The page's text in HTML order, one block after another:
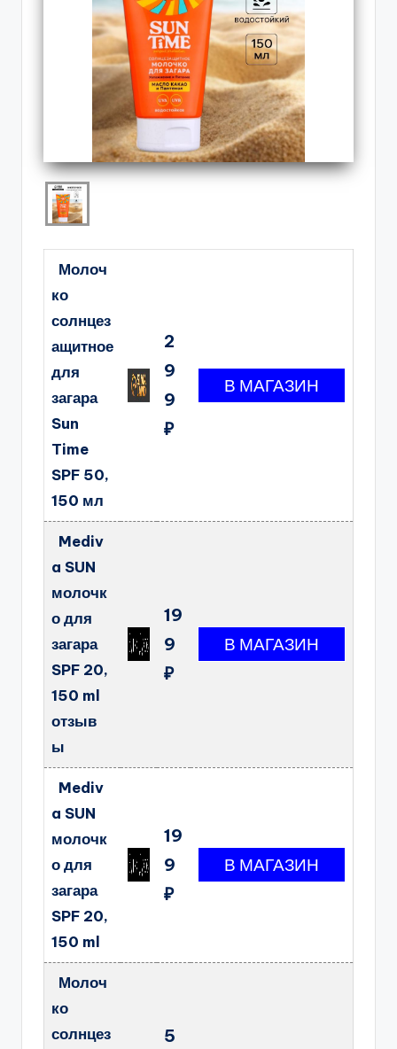
Молоч
ко
солнцез
ащитное
для
загара
Sun
Time
SPF 50,
150 мл
2
9
9
₽
Mediv
a SUN
молочк
о для
загара
SPF 20,
150 ml
отзыв
ы
19
9
₽
Mediv
a SUN
молочк
о для
загара
SPF 20,
150 ml
19
9
₽
Молоч
ко
солнцез
5